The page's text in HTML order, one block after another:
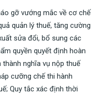
gỡ vướng mắc về cơ chế
quản lý thuế, tăng cường
sửa đổi, bổ sung các
quyền quyết định hoàn
thành nghĩa vụ nộp thuế
cưỡng chế thi hành
Quy tắc xác định thời